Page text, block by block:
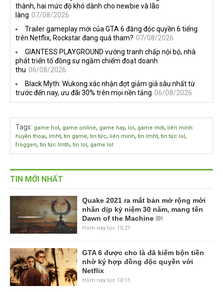
thành, hai mức độ khó dành cho newbie và lão
làng 07/08/2026
Trailer gameplay mới của GTA 6 đăng độc quyền 6 tiếng
trên Netflix, Rockstar đang quá tham? 07/08/2026
GIANTESS PLAYGROUND vướng tranh chấp nội bộ, nhà
phát triển tố đồng sự ngầm chiếm đoạt doanh
thu 06/08/2026
Black Myth: Wukong xác nhận đợt giảm giá sâu nhất từ
trước đến nay, ưu đãi 30% trên mọi nền tảng 06/08/2026
Tags: game hot, game online, game hay, lol, game mới, liên minh
huyền thoại, lmht, tin game, tin tức, liên minh, tin lmht, tin tức lol,
froggen, tin tức lmth, tin lol, game lol
TIN MỚI NHẤT
Quake 2021 ra mắt bản mở rộng mới
nhân dịp kỷ niệm 30 năm, mang tên
Dawn of the Machine
Hôm nay lúc 10:21
GTA 6 được cho là đã kiếm bộn tiền
nhờ ký hợp đồng độc quyền với
Netflix
Hôm nay lúc 10:11